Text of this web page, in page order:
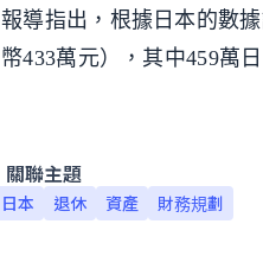
報導指出，根據日本的數
幣433萬元），其中459萬
關聯主題
日本 退休 資產 財務規劃